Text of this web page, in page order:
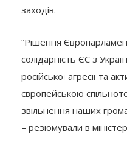
заходів.
“Рішення
солідарність ЄС з
російської агресії та
європейською
звільнення наших
– резюмували в